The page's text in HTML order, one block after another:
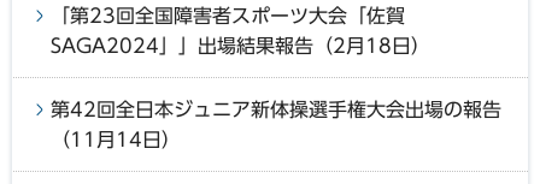
「第23回全国障害者スポーツ大会「佐賀
SAGA2024」」出場結果報告（2月18日）
第42回全日本ジュニア新体操選手権大会出場の報告
（11月14日）